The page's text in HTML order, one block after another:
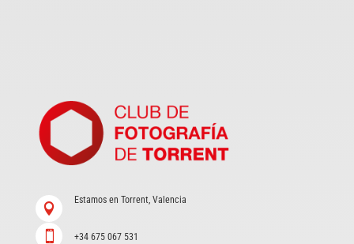

Estamos en Torrent, Valencia
 +34 675 067 531